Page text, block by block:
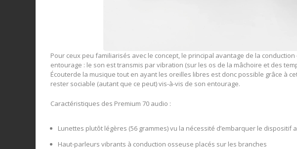
Pour ceux peu familiarisés avec le concept, le principal avantage de la
entourage : le son est transmis par vibration (sur les os de la mâchoire et des
Écouterde la musique tout en ayant les oreilles libres est donc possible grâce à
rester sociable (autant que ce peut) vis-à-vis de son entourage.
Caractéristiques des Premium 70 audio :
Lunettes plutôt légères (56 grammes) vu la nécessité d’embarquer le dispositif
Haut-parleurs vibrants à conduction osseuse placés sur les branches